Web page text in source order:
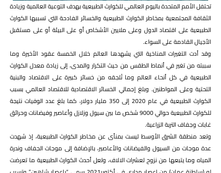
تحتفل الأمم المتحدة باليوم العالمي للكوارث الطبيعية بهدف التوعية العالمية وزيادة
الثقافة المجتمعية بمخاطر الكوارث الطبيعية والخسائر الفادحة التي تسببها الكوارث
الطبيعية على اقتصاد الدول وعلى ملايين الأشخاص أو على البيئة أو على مستقبل
الأجيال القادمة على السواء.
وقد أدت التغيرات المناخية التي يشهدها العالم خلال الخمسة عقود الأخيرة وما
سببته من تغير في أنماط الطقس من حيث التكرار والمدى، إلى زيادة معدل الكوارث
الطبيعية في كل أنحاء العالم وما تُلحِقه من خسائر كبيرة على الاقتصاد والبنية
التحتية وعلى المواطنين. وبلغ إجمالي الخسائر الاقتصادية للاقتصاد العالمي بسبب
الكوارث الطبيعية في عام 2020 إلى 350 مليار دولار، كما بلغ عدد الوفيات نتيجة
للكوارث الطبيعية حوالي 9000 شخص ما بين سيول وزلازل وأعاصير وفيضانات وحرائق
غابات وجفاف التربة الزراعية.
وتعد منطقة الشرق الأوسط ليست بمنأى عن مخاطر الكوارث الطبيعية، إذ شهدت
عدة موجات من السيول والفيضانات والأعاصير، بالإضافة إلى موجات الجفاف وندرة
المياه وما يتبعها من نزوح لعشرات الالاف، ولعل أحدث الكوارث الطبيعية ما تعرضت